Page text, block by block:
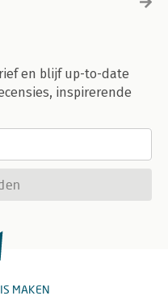
en blijf up-to-date
inspirerende
MAKEN